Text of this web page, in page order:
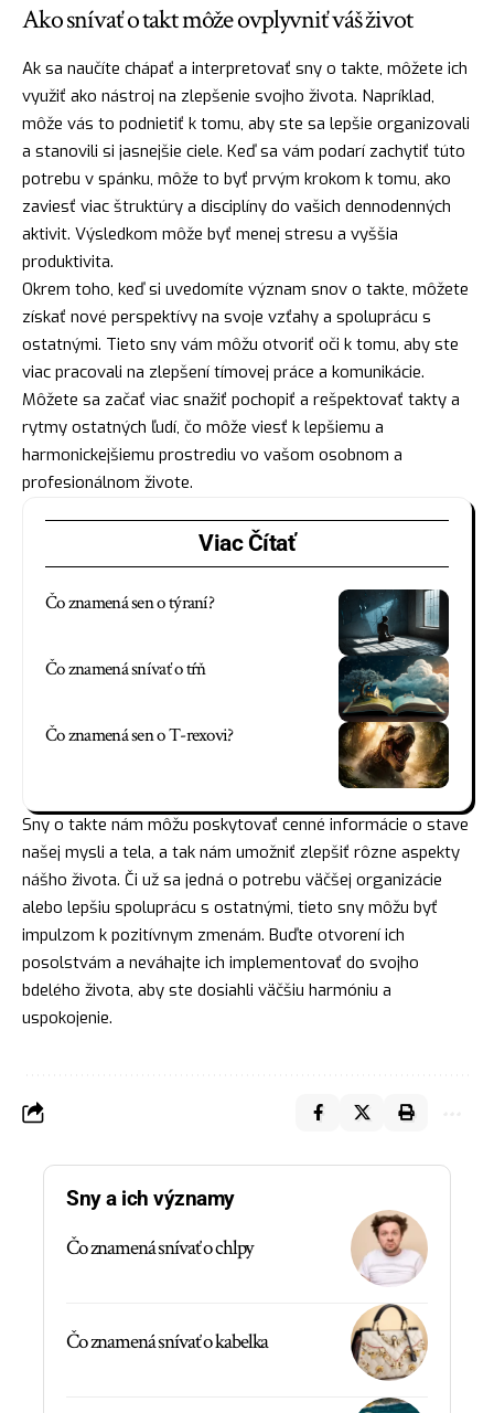
Ako snívať o takt môže ovplyvniť váš život
Ak sa naučíte chápať a interpretovať sny o takte, môžete ich
využiť ako nástroj na zlepšenie svojho života. Napríklad,
môže vás to podnietiť k tomu, aby ste sa lepšie organizovali
a stanovili si jasnejšie ciele. Keď sa vám podarí zachytiť túto
potrebu v spánku, môže to byť prvým krokom k tomu, ako
zaviesť viac štruktúry a disciplíny do vašich dennodenných
aktivit. Výsledkom môže byť menej stresu a vyššia
produktivita.
Okrem toho, keď si uvedomíte význam snov o takte, môžete
získať nové perspektívy na svoje vzťahy a spoluprácu s
ostatnými. Tieto sny vám môžu otvoriť oči k tomu, aby ste
viac pracovali na zlepšení tímovej práce a komunikácie.
Môžete sa začať viac snažiť pochopiť a rešpektovať takty a
rytmy ostatných ľudí, čo môže viesť k lepšiemu a
harmonickejšiemu prostrediu vo vašom osobnom a
profesionálnom živote.
Viac Čítať
Čo znamená sen o týraní?
Čo znamená snívať o tŕň
Čo znamená sen o T-rexovi?
Sny o takte nám môžu poskytovať cenné informácie o stave
našej mysli a tela, a tak nám umožniť zlepšiť rôzne aspekty
nášho života. Či už sa jedná o potrebu väčšej organizácie
alebo lepšiu spoluprácu s ostatnými, tieto sny môžu byť
impulzom k pozitívnym zmenám. Buďte otvorení ich
posolstvám a neváhajte ich implementovať do svojho
bdelého života, aby ste dosiahli väčšiu harmóniu a
uspokojenie.
Sny a ich významy
Čo znamená snívať o chlpy
Čo znamená snívať o kabelka